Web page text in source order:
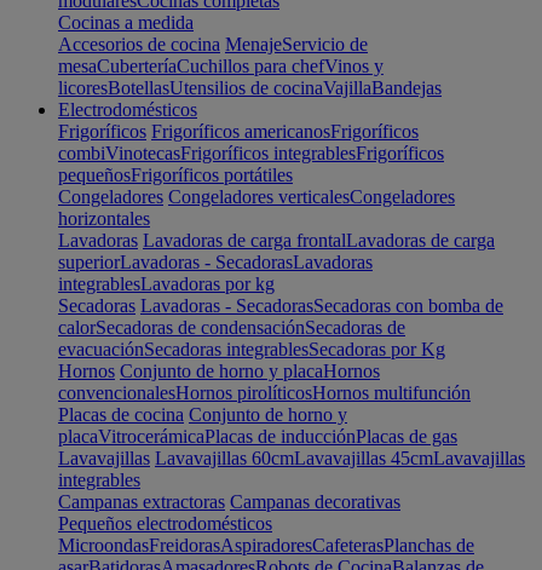
Cocinas a medida
Accesorios de cocina MenajeServicio de
mesaCuberteríaCuchillos para chefVinos y
licoresBotellasUtensilios de cocinaVajillaBandejas
Electrodomésticos
Frigoríficos Frigoríficos americanosFrigoríficos
combiVinotecasFrigoríficos integrablesFrigoríficos
pequeñosFrigoríficos portátiles
Congeladores Congeladores verticalesCongeladores
horizontales
Lavadoras Lavadoras de carga frontalLavadoras de carga
superiorLavadoras - SecadorasLavadoras
integrablesLavadoras por kg
Secadoras Lavadoras - SecadorasSecadoras con bomba de
calorSecadoras de condensaciónSecadoras de
evacuaciónSecadoras integrablesSecadoras por Kg
Hornos Conjunto de horno y placaHornos
convencionalesHornos pirolíticosHornos multifunción
Placas de cocina Conjunto de horno y
placaVitrocerámicaPlacas de inducciónPlacas de gas
Lavavajillas Lavavajillas 60cmLavavajillas 45cmLavavajillas
integrables
Campanas extractoras Campanas decorativas
Pequeños electrodomésticos
MicroondasFreidorasAspiradoresCafeterasPlanchas de